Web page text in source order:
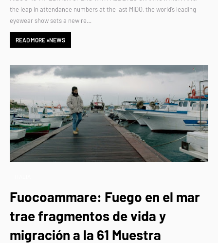
the leap in attendance numbers at the last MIDO, the world’s leading
eyewear show sets a new re…
READ MORE »NEWS
Fuocoammare: Fuego en el mar
trae fragmentos de vida y
migración a la 61 Muestra